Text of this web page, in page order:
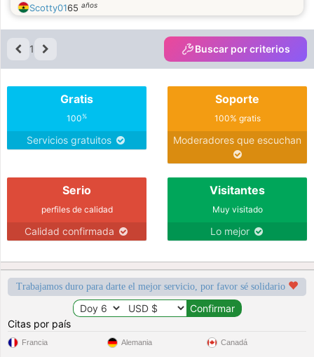
Scotty0165 años
1 Buscar por criterios
Gratis
100%
Servicios gratuitos
Soporte
100% gratis
Moderadores que escuchan
Serio
perfiles de calidad
Calidad confirmada
Visitantes
Muy visitado
Lo mejor
Trabajamos duro para darte el mejor servicio, por favor sé solidario
Citas por país
Francia Alemania Canadá